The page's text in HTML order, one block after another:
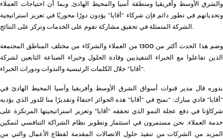
والشرق الأوسط وأفريقيا ومنطقة آسيا والمحيط الهادئ. وبما أن احتياجات العملاء
وتحدياتهم في تطور دائم فإن شركاء “أﭬايا” يؤدون دورًا محوريًا في تعزيز استراتيجية
الشركة المتمثلة في تحقيق مشاركة تقوم على الخدمات وتركز على النتائج.
وضم هذا الحدث أكثر من 1300 من العملاء والشركاء من مختلف المناطق المجتمعة
الذين تفاعلوا مع الخبراء التنفيذيين وقادة الحلول وخبراء الصناعة التابعين لشركة
“أﭬايا” خلال الكلمات الرئيسية والندوات ودورات الخبراء.
بدوره قال مدير قنوات أسواق الشرق الأوسط وأفريقيا وآسيا المحيط الهادئ في
“أڤايا” فادي مبارك: “نمنح في “أﭬايا” هذه الجوائز احتفاءً وتقديرًا منا للدور الذي يؤديه
شركاؤنا في دفع عجلة النمو الذي تحققه “أﭬايا” وتعزيز استراتيجيتها المرتكزة على
خدمة العملاء. نحن مستمرون في استثمار وتطوير نظام الشراكة التنافسي لتمكين
المزيد من الشركات من تنفيذ حلول الاتصالات المقدمة لقطاع الأعمال والتي من